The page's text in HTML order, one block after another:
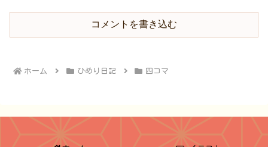
コメントを書き込む
ホーム ひめり日記 四コマ